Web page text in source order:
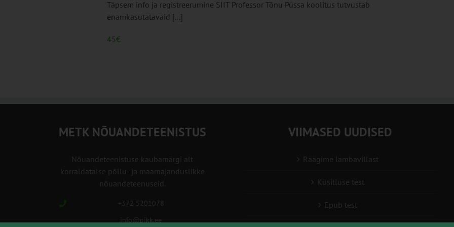
Täpsem info ja registreerumine SIIT Professor Tõnu Püssa koolitus tutvustab
enamkasutatavaid [...]
45€
METK NÕUANDETEENISTUS
Nõuandeteenistuse kaubamärgi alt
korraldatalse põllu- ja maamajanduslikke
nõuandeteenuseid.
+372 5201078
info@pikk.ee
VIIMASED UUDISED
Räägime lambavillast
Küsitluse test
Epub test